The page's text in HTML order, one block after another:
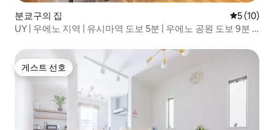
분쿄구의 집 평점 5점
5 (10)
UY | 우에노 지역 | 유시마역 도보 5분 | 우에노 공원 도보 9분 |
게스트 선호
게스트 선호